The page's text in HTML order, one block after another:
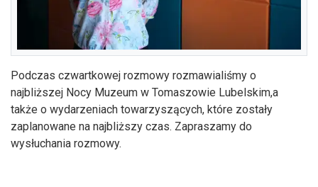
Podczas czwartkowej rozmowy rozmawialiśmy o
najbliższej Nocy Muzeum w Tomaszowie Lubelskim,a
także o wydarzeniach towarzyszących, które zostały
zaplanowane na najbliższy czas. Zapraszamy do
wysłuchania rozmowy.